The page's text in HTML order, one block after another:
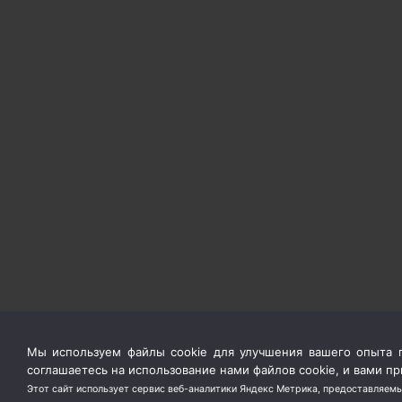
Мы используем файлы cookie для улучшения вашего опыта
соглашаетесь на использование нами файлов cookie, и вами
Этот сайт использует сервис веб-аналитики Яндекс Метрика,